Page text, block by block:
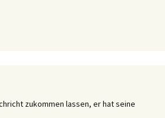
zukommen lassen, er hat seine